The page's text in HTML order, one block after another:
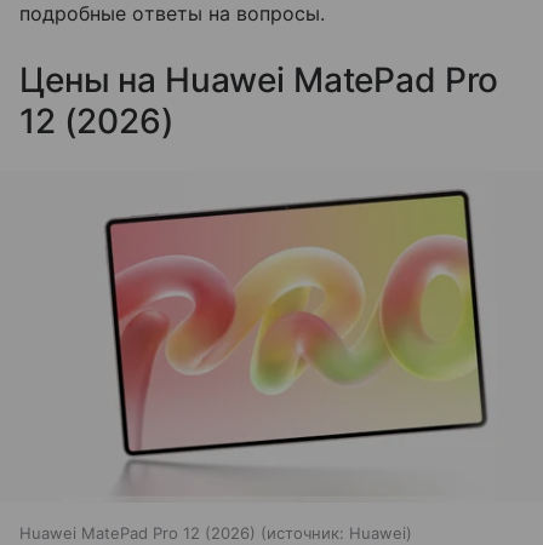
подробные ответы на вопросы.
Цены на Huawei MatePad Pro
12 (2026)
Huawei MatePad Pro 12 (2026) источник: Huawei